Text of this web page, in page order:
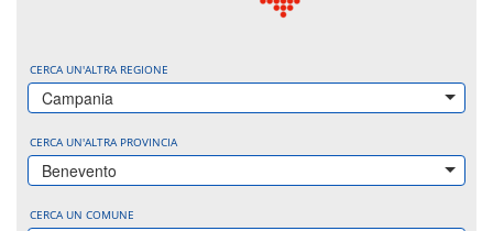
CERCA UN'ALTRA REGIONE
Campania
CERCA UN'ALTRA PROVINCIA
Benevento
CERCA UN COMUNE